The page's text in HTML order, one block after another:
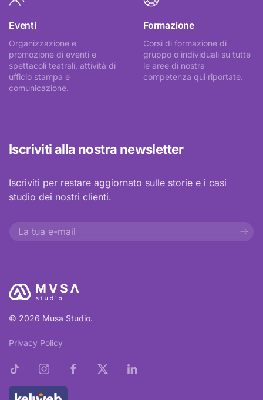
Eventi
Organizzazione e
promozione di eventi e
spettacoli teatrali, attività di
ufficio stampa e
comunicazione.
Formazione
Corsi di formazione di
gruppo o individuali su tutte
le aree di nostra
competenza qui riportate.
Iscriviti alla nostra newsletter
Iscriviti per restare aggiornato sulle storie e i casi
studio dei nostri clienti.
© 2026 Musa Studio.
Privacy Policy